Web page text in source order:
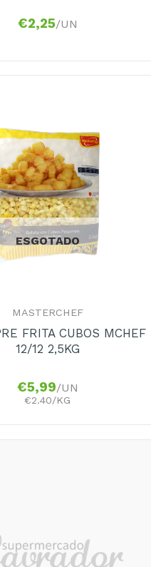
€2,25/UN
ESGOTADO
MASTERCHEF
FRITA CUBOS MCHEF
12/12 2,5KG
€5,99/UN
€2.40/KG